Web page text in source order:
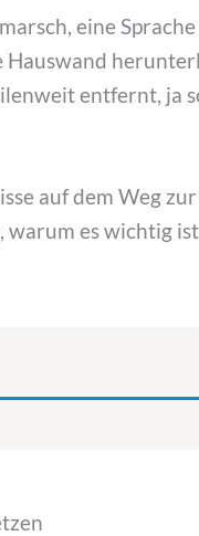
eine
entfernt, ja
auf dem Weg
es wichtig